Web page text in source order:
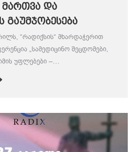
მართვა და
გაუმჯობესება
“რადიქსის“ მხარდაჭერით
„სამედიცინო შეცდომები,
უფლებები –…